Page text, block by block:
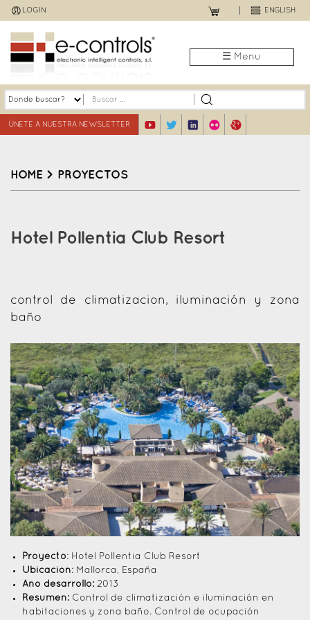
Jump
to
navigation
LOGIN ENGLISH
☰ Menu
ÚNETE A NUESTRA NEWSLETTER
HOME > PROYECTOS
top
Hotel Pollentia Club Resort
control de climatizacion, iluminación y zona
baño
Proyecto: Hotel Pollentia Club Resort
Ubicación: Mallorca, España
Año desarrollo: 2013
Resumen: Control de climatización e iluminación en
habitaciones y zona baño. Control de ocupación